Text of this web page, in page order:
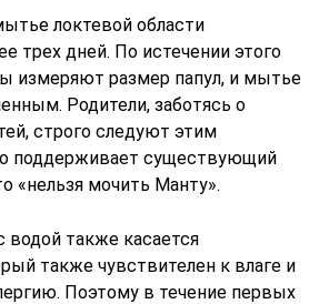
локтевой области
трех дней. По истечении этого
измеряют размер папул, и мытье
Родители, заботясь о
строго следуют этим
поддерживает существующий
«нельзя мочить Манту».
водой также касается
также чувствителен к влаге и
Поэтому в течение первых